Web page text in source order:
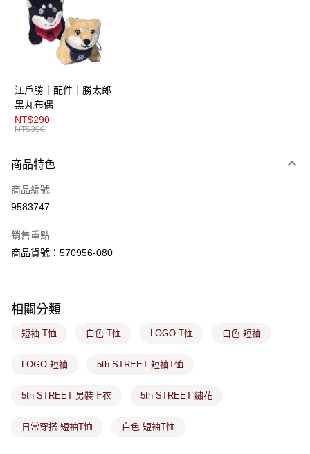
LINE Pay
AFTEE先享後付
【關於「AFTEE先享後付」】
便利好安心！
１．簡單：不需註冊會員、不需綁卡、不需儲值。
２．便利：只要手機號碼，簡訊認證，即可結帳。
３．安心：先確認商品／服務後，再付款。
１．於結帳方式選擇「AFTEE先享後付」後，將跳轉至「AFTEE先享後付」
２．訂單成立數日內，您將收到繳費通知簡訊。
３．收到繳費通知簡訊後14天內，點擊此簡訊中的連結，可透過四大超商／
購買商品的店家。未經商家同意取消之訂單仍視為有效，需透過AFTEE先享
後付繳納相關費用。
【注意事項】
易，需依本服務之必要範圍內提供個人資料，並將交易相關給付款項請求債
２．關於個人資料處理事宜，請瀏覽以下網址：
「AFTEE先享後付」，若未經同意申辦者引起之損失，本公司不負相關責
４．使用「AFTEE先享後付」時，將依據個別帳號之用戶狀況，依本公司即
運送方式
全家取貨付款
免運費
免運費
7-11取貨付款
免運費
宅配
江戶勝｜配件｜勝太郎
黑丸布偶
NT$290
NT$390
商品特色
商品編號
9583747
銷售重點
商品貨號：570956-080
相關分類
短袖 T恤 白色 T恤 LOGO T恤 白色 短袖
LOGO 短袖 5th STREET 短袖T恤
5th STREET 男裝上衣 5th STREET 繡花
日常穿搭 短袖T恤 白色 短袖T恤